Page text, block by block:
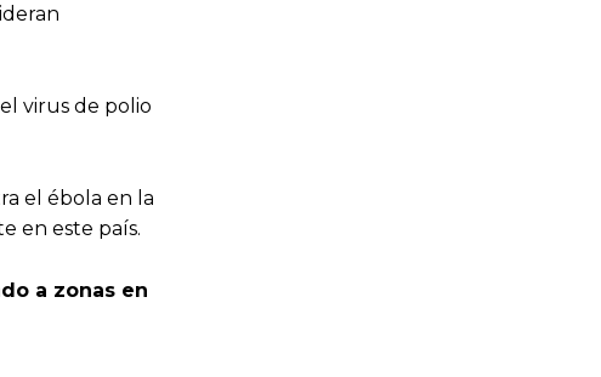
virus de polio
el ébola en la
en este país.
a zonas en